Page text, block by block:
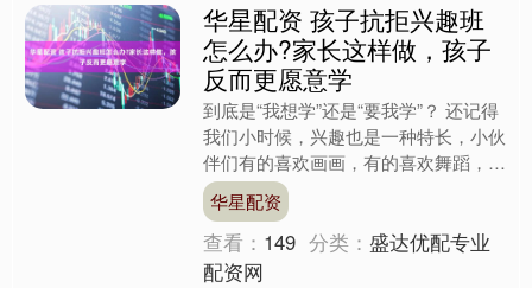
华星配资 孩子抗拒兴趣班
怎么办?家长这样做，孩子
反而更愿意学
到底是“我想学”还是“要我学”？ 还记得
我们小时候，兴趣也是一种特长，小伙
伴们有的喜欢画画，有的喜欢舞蹈，有
的喜欢唱歌，每个小朋友都有自己喜好
与擅长，但是现在的....
华星配资
查看： 149 分类：盛达优配专业
配资网